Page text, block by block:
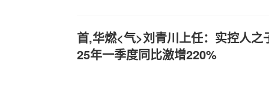
首,华燃<气>刘青川上任：实控人之
25年一季度同比激增220%